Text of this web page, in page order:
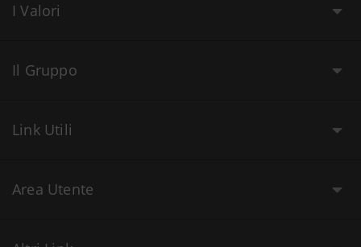
I Valori
Il Gruppo
Link Utili
Area Utente